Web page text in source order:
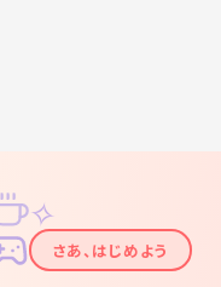
✦
✧
さあ、はじめよう